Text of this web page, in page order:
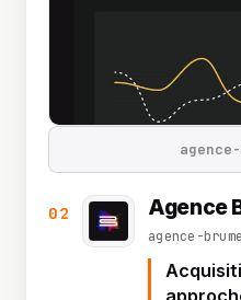
02 Agence
agence-